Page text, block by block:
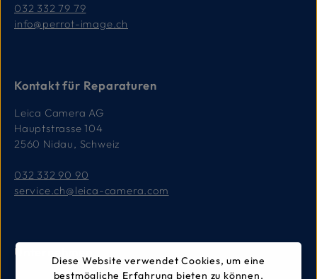
032 332 79 79
info@perrot-image.ch
Kontakt für Reparaturen
Leica Camera AG
Hauptstrasse 104
2560 Nidau, Schweiz
032 332 90 90
service.ch@leica-camera.com
Unternehmen
Diese Website verwendet Cookies, um eine
bestmögliche Erfahrung bieten zu können.